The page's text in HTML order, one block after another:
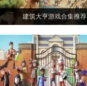
建筑大亨游戏合集推荐